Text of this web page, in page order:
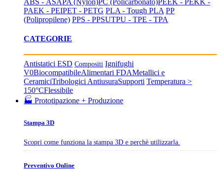
ABS - ASAPA (Nylon)PC (Policarbonato)PEEK - PEKK -
PAEK - PEIPET - PETG PLA - Tough PLA PP
(Polipropilene) PPS - PPSUTPU - TPE - TPA
CATEGORIE
Antistatici ESD Compositi Ignifughi
V0BiocompatibileAlimentari FDAMetallici e
CeramiciTribologici AntiusuraSupporti Temperatura >
150°CFlessibile
🏭 Prototipazione + Produzione
Stampa 3D
Scopri come funziona la stampa 3D e perchè utilizzarla.
Preventivo Online